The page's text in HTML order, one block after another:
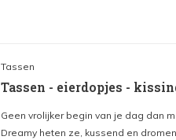
Tassen
Tassen - eierdopjes -
Geen vrolijker begin van je dag dan
Dreamy heten ze, kussend en